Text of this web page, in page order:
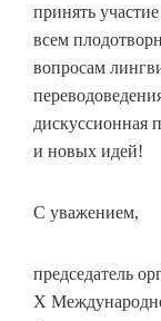
принять
всем
вопросам
дискуссионная
и новых идей!
С уважением,
председатель
Х